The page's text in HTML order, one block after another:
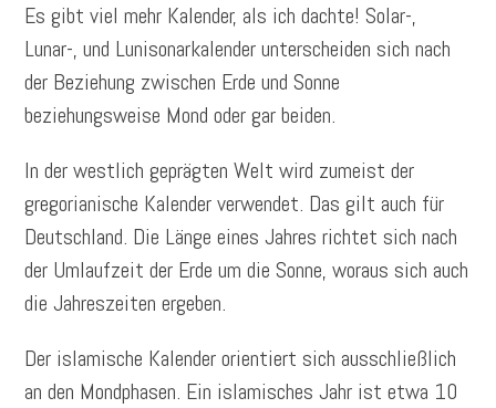
Es gibt viel mehr Kalender, als ich dachte! Solar-,
Lunar-, und Lunisonarkalender unterscheiden sich nach
der Beziehung zwischen Erde und Sonne
beziehungsweise Mond oder gar beiden.
In der westlich geprägten Welt wird zumeist der
gregorianische Kalender verwendet. Das gilt auch für
Deutschland. Die Länge eines Jahres richtet sich nach
der Umlaufzeit der Erde um die Sonne, woraus sich auch
die Jahreszeiten ergeben.
Der islamische Kalender orientiert sich ausschließlich
an den Mondphasen. Ein islamisches Jahr ist etwa 10